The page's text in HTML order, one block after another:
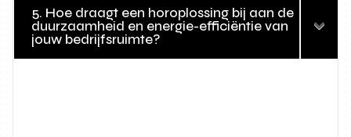
5. Hoe draagt een horoplossing bij aan de
duurzaamheid en energie-efficiëntie van
jouw bedrijfsruimte?